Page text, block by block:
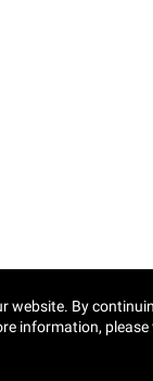
website. By
information,